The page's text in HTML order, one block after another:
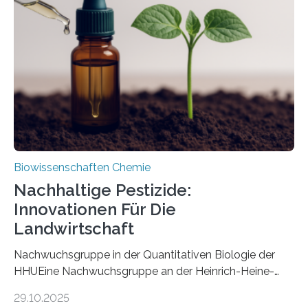
Art einer neuen Gattung beschrieben werden und trägt
nun den Namen Cretosabethes primaevus. Dieser erste
fossile Nachweis einer Stechmückenlarve in Bernstein
stellt gleichzeitig den ersten Fossilfund einer
Mückenlarve aus dem Mesozoikum dar, denn…
Biowissenschaften Chemie
Nachhaltige Pestizide:
Innovationen Für Die
Landwirtschaft
Nachwuchsgruppe in der Quantitativen Biologie der
HHUEine Nachwuchsgruppe an der Heinrich-Heine-
fünf Jahren erforschen, wie Bakterien auf
29.10.2025